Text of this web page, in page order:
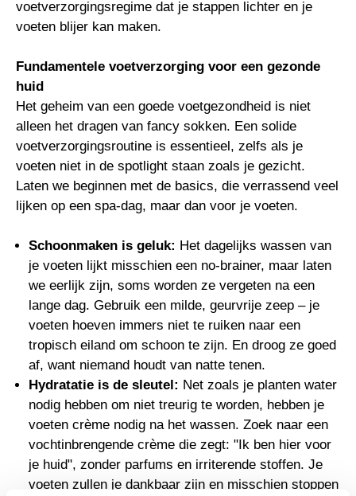
voetverzorgingsregime dat je stappen lichter en je
voeten blijer kan maken.
Fundamentele voetverzorging voor een gezonde
huid
Het geheim van een goede voetgezondheid is niet
alleen het dragen van fancy sokken. Een solide
voetverzorgingsroutine is essentieel, zelfs als je
voeten niet in de spotlight staan zoals je gezicht.
Laten we beginnen met de basics, die verrassend veel
lijken op een spa-dag, maar dan voor je voeten.
Schoonmaken is geluk: Het dagelijks wassen van
je voeten lijkt misschien een no-brainer, maar laten
we eerlijk zijn, soms worden ze vergeten na een
lange dag. Gebruik een milde, geurvrije zeep – je
voeten hoeven immers niet te ruiken naar een
tropisch eiland om schoon te zijn. En droog ze goed
af, want niemand houdt van natte tenen.
Hydratatie is de sleutel: Net zoals je planten water
nodig hebben om niet treurig te worden, hebben je
voeten crème nodig na het wassen. Zoek naar een
vochtinbrengende crème die zegt: "Ik ben hier voor
je huid", zonder parfums en irriterende stoffen. Je
voeten zullen je dankbaar zijn en misschien stoppen